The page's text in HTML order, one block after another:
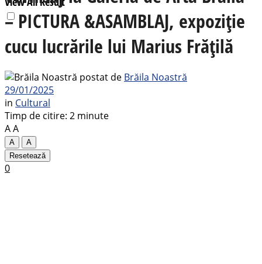
– PICTURA &ASAMBLAJ, expoziție
cucu lucrările lui Marius Frățilă
postat de Brăila Noastră
29/01/2025
in Cultural
Timp de citire: 2 minute
AA
A
A
Resetează
0